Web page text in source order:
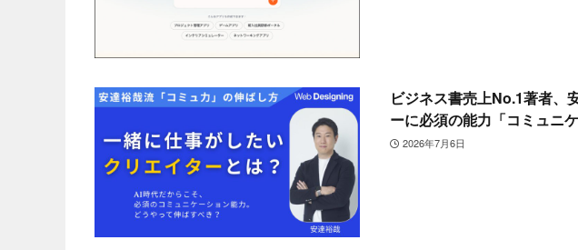
ビジネス書売上No.1著者、
ーに必須の能力「コミュニ
2026年7月6日